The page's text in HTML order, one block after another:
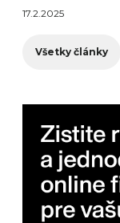
17.2.2025
Všetky články